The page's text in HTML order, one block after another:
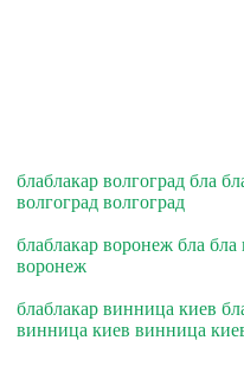
блаблакар волгоград бла
волгоград волгоград
блаблакар воронеж бла
воронеж
блаблакар винница киев
винница киев винница